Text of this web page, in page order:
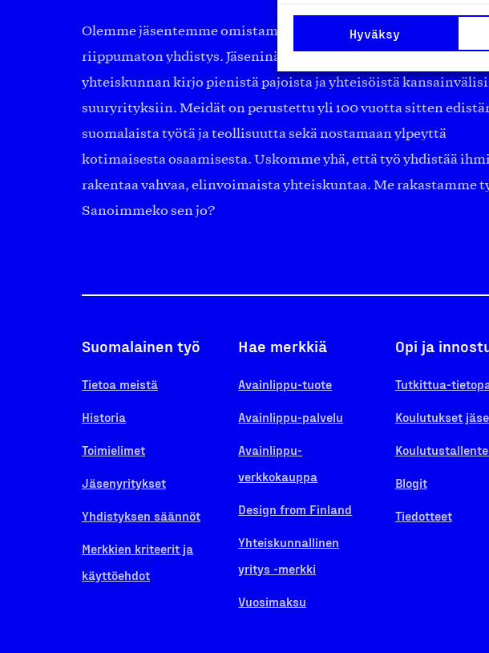
Hyväksy
Olemme jäsentemme omistama puolueeton,
riippumaton yhdistys. Jäseninämme on koko suomalaisen
yhteiskunnan kirjo pienistä pajoista ja yhteisöistä
suuryrityksiin. Meidät on perustettu yli 100 vuotta sitten
suomalaista työtä ja teollisuutta sekä nostamaan ylpeyttä
kotimaisesta osaamisesta. Uskomme yhä, että työ yhdistää
rakentaa vahvaa, elinvoimaista yhteiskuntaa. Me rakastamme
Sanoimmeko sen jo?
Suomalainen työ
Tietoa meistä
Historia
Toimielimet
Jäsenyritykset
Yhdistyksen säännöt
Merkkien kriteerit ja
käyttöehdot
Hae merkkiä
Avainlippu-tuote
Avainlippu-palvelu
Avainlippu-
verkkokauppa
Design from Finland
Yhteiskunnallinen
yritys -merkki
Vuosimaksu
Opi ja
Tutkittua-
Koulutukset
Blogit
Tiedotteet